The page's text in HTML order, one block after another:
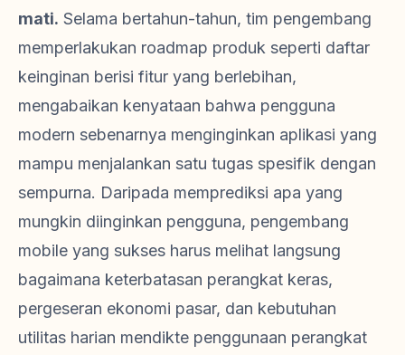
mati. Selama bertahun-tahun, tim pengembang
memperlakukan roadmap produk seperti daftar
keinginan berisi fitur yang berlebihan,
mengabaikan kenyataan bahwa pengguna
modern sebenarnya menginginkan aplikasi yang
mampu menjalankan satu tugas spesifik dengan
sempurna. Daripada memprediksi apa yang
mungkin diinginkan pengguna, pengembang
mobile yang sukses harus melihat langsung
bagaimana keterbatasan perangkat keras,
pergeseran ekonomi pasar, dan kebutuhan
utilitas harian mendikte penggunaan perangkat